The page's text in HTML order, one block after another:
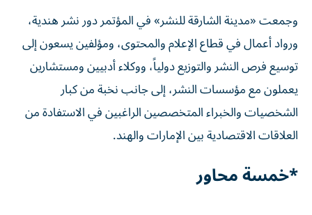
وجمعت «مدينة الشارقة للنشر» في المؤتمر دور نشر هندية،
ورواد أعمال في قطاع الإعلام والمحتوى، ومؤلفين يسعون إلى
توسيع فرص النشر والتوزيع دولياً، ووكلاء أدبيين ومستشارين
يعملون مع مؤسسات النشر، إلى جانب نخبة من كبار
الشخصيات والخبراء المتخصصين الراغبين في الاستفادة من
العلاقات الاقتصادية بين الإمارات والهند.
*خمسة محاور